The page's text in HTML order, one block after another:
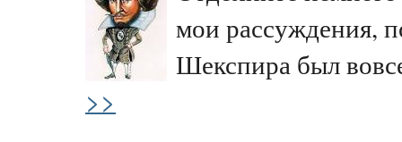
мои рассуждения,
Шекспира был
>>